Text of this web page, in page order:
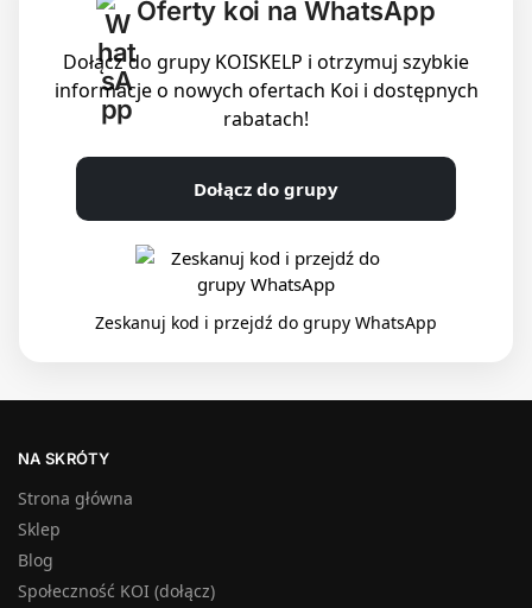
Oferty koi na WhatsApp
Dołącz do grupy KOISKELP i otrzymuj szybkie
informacje o nowych ofertach Koi i dostępnych
rabatach!
Dołącz do grupy
Zeskanuj kod i przejdź do grupy WhatsApp
NA SKRÓTY
Strona główna
Sklep
Blog
Społeczność KOI (dołącz)